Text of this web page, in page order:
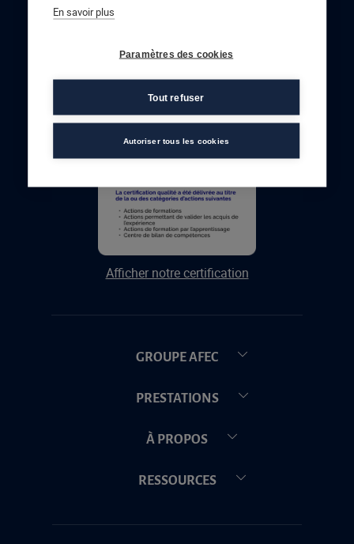
Afficher notre certification
GROUPE AFEC
PRESTATIONS
À PROPOS
RESSOURCES
En savoir plus
Paramètres des cookies
Tout refuser
Autoriser tous les cookies